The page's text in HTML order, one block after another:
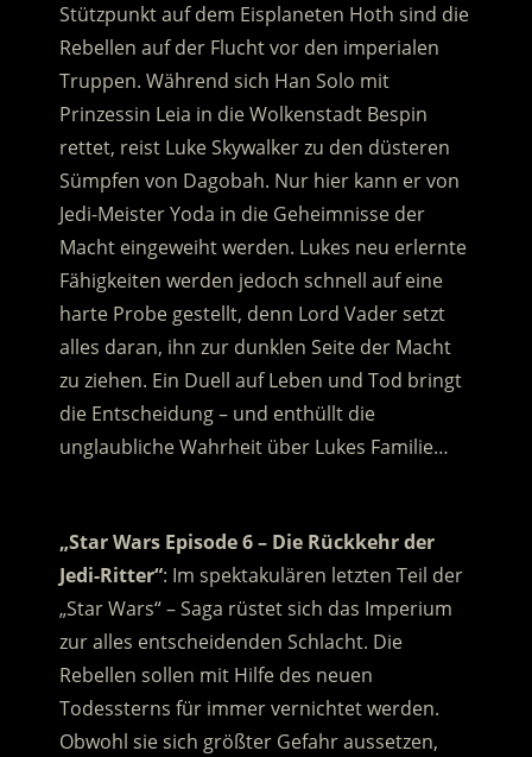
Stützpunkt auf dem Eisplaneten Hoth sind die
Rebellen auf der Flucht vor den imperialen
Truppen. Während sich Han Solo mit
Prinzessin Leia in die Wolkenstadt Bespin
rettet, reist Luke Skywalker zu den düsteren
Sümpfen von Dagobah. Nur hier kann er von
Jedi-Meister Yoda in die Geheimnisse der
Macht eingeweiht werden. Lukes neu erlernte
Fähigkeiten werden jedoch schnell auf eine
harte Probe gestellt, denn Lord Vader setzt
alles daran, ihn zur dunklen Seite der Macht
zu ziehen. Ein Duell auf Leben und Tod bringt
die Entscheidung – und enthüllt die
unglaubliche Wahrheit über Lukes Familie…
„Star Wars Episode 6 – Die Rückkehr der
Jedi-Ritter“: Im spektakulären letzten Teil der
„Star Wars“ – Saga rüstet sich das Imperium
zur alles entscheidenden Schlacht. Die
Rebellen sollen mit Hilfe des neuen
Todessterns für immer vernichtet werden.
Obwohl sie sich größter Gefahr aussetzen,